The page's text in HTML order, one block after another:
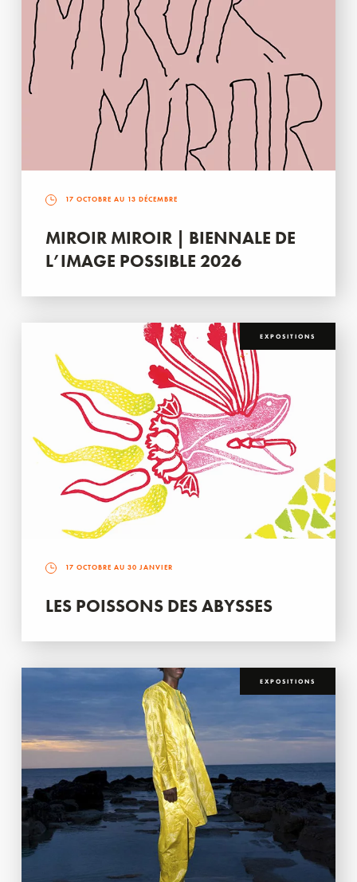
17 OCTOBRE AU 13 DÉCEMBRE
MIROIR MIROIR | BIENNALE DE
L’IMAGE POSSIBLE 2026
EXPOSITIONS
17 OCTOBRE AU 30 JANVIER
LES POISSONS DES ABYSSES
EXPOSITIONS